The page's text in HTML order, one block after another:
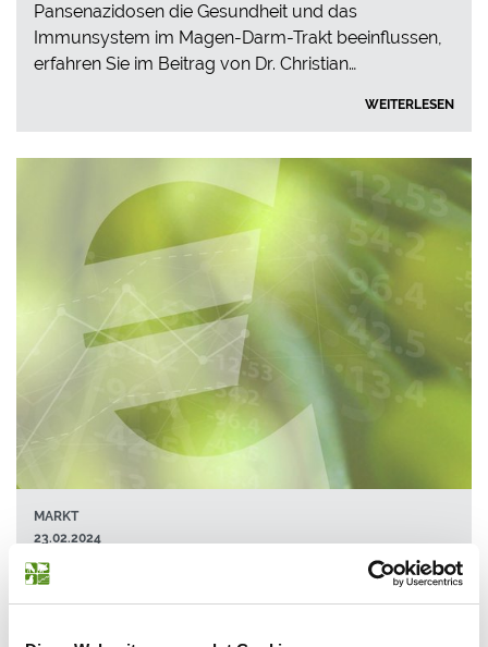
Pansenazidosen die Gesundheit und das
Immunsystem im Magen-Darm-Trakt beeinflussen,
erfahren Sie im Beitrag von Dr. Christian…
WEITERLESEN
MARKT
23.02.2024
Marktbericht KW 8 / 2024